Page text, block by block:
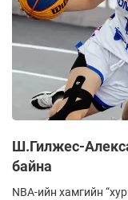
Ш.Гилжес-
байна
NBA-ийн хамгийн